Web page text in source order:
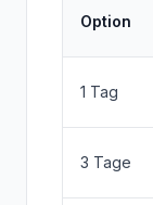
Option
1 Tag
3 Tage